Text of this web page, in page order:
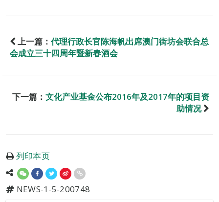
上一篇： 代理行政长官陈海帆出席澳门街坊会联合总
会成立三十四周年暨新春酒会
下一篇： 文化产业基金公布2016年及2017年的项目资
助情况
列印本页
NEWS-1-5-200748